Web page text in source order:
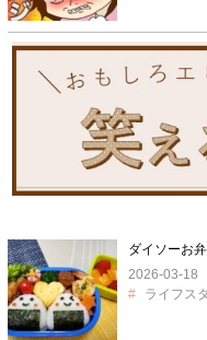
ダイソーお
2026-03-18
ライフス